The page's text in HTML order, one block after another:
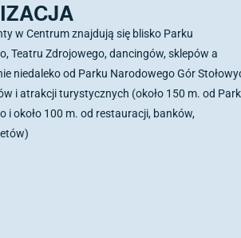
w Centrum znajdują się blisko Parku
Teatru Zdrojowego, dancingów, sklepów a
niedaleko od Parku Narodowego Gór
i atrakcji turystycznych (około 150 m. od
i około 100 m. od restauracji, banków,